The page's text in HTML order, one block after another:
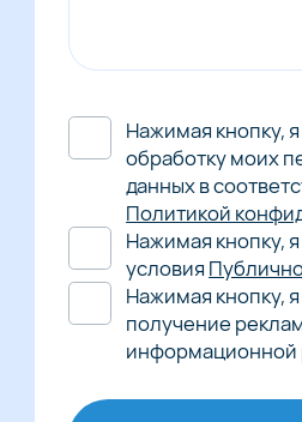
Нажимая кнопку,
обработку моих
данных в
Политикой
Нажимая кнопку,
условия
Нажимая кнопку,
получение
информационной